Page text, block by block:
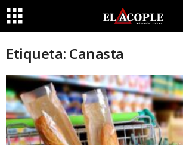
Etiqueta: Canasta